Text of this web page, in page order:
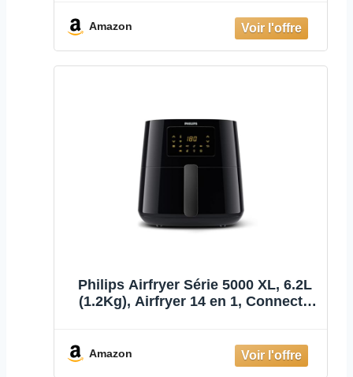
Programmes prédéfinis/ Multiples
Recettes/Minuteur / Préchauffage
Amazon
Philips Airfryer Série 5000 XL, 6.2L
(1.2Kg), Airfryer 14 en 1, Connecté
Digitale, Application HomeID
(HD9280/90)
Amazon